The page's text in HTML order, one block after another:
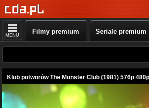
MENU Filmy premium Seriale premium
Klub potworów The Monster Club (1981) 576p